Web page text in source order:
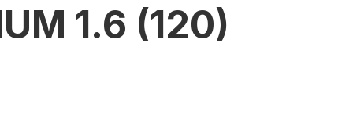
1.6 (120)